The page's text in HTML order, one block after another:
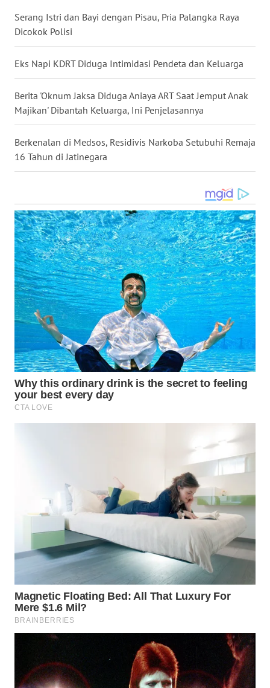
Serang Istri dan Bayi dengan Pisau, Pria Palangka Raya
Dicokok Polisi
Eks Napi KDRT Diduga Intimidasi Pendeta dan Keluarga
Berita 'Oknum Jaksa Diduga Aniaya ART Saat Jemput Anak
Majikan' Dibantah Keluarga, Ini Penjelasannya
Berkenalan di Medsos, Residivis Narkoba Setubuhi Remaja
16 Tahun di Jatinegara
WN
GORONTALO
WN
SULUT
WN
MALUKU
WN
WN
DAIRI
WN
DANAU
TOBA
WN
WN
LANGKAT
WN
KARO
WN
WN
LABUHANBATU
TAPANULI
TENGAH